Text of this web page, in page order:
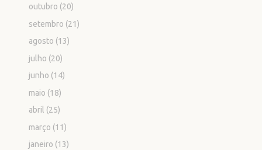
outubro (20)
setembro (21)
agosto (13)
julho (20)
junho (14)
maio (18)
abril (25)
março (11)
janeiro (13)